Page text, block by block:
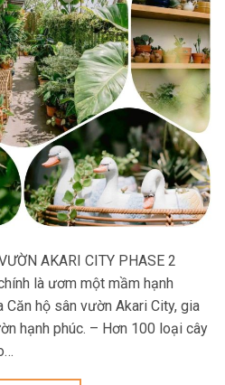
AKARI CITY PHASE 2
là ươm một mầm hạnh
Căn hộ sân vườn Akari City, gia
hạnh phúc. – Hơn 100 loại cây